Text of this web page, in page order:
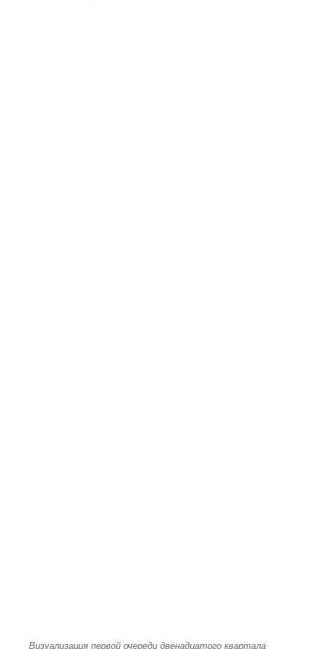
Визуализация первой очереди двенадцатого квартала